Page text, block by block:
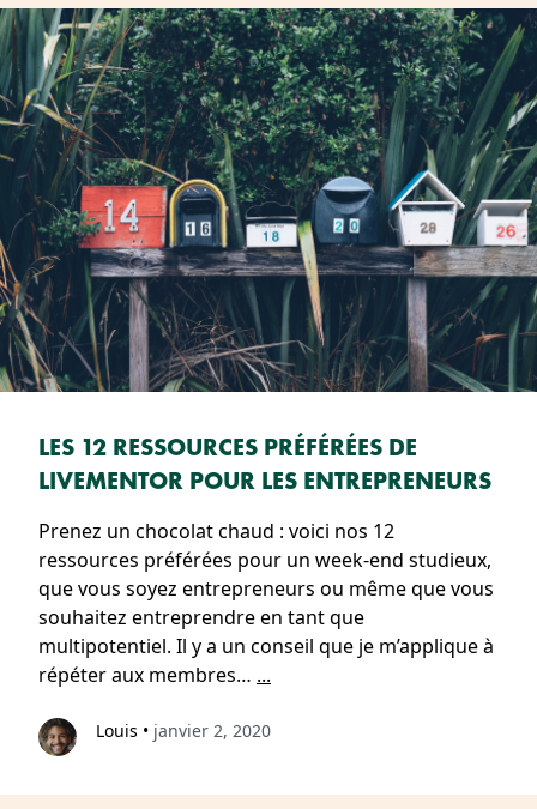
LES 12 RESSOURCES PRÉFÉRÉES DE
LIVEMENTOR POUR LES ENTREPRENEURS
Prenez un chocolat chaud : voici nos 12
ressources préférées pour un week-end studieux,
que vous soyez entrepreneurs ou même que vous
souhaitez entreprendre en tant que
multipotentiel. Il y a un conseil que je m’applique à
répéter aux membres… ...
Louis • janvier 2, 2020